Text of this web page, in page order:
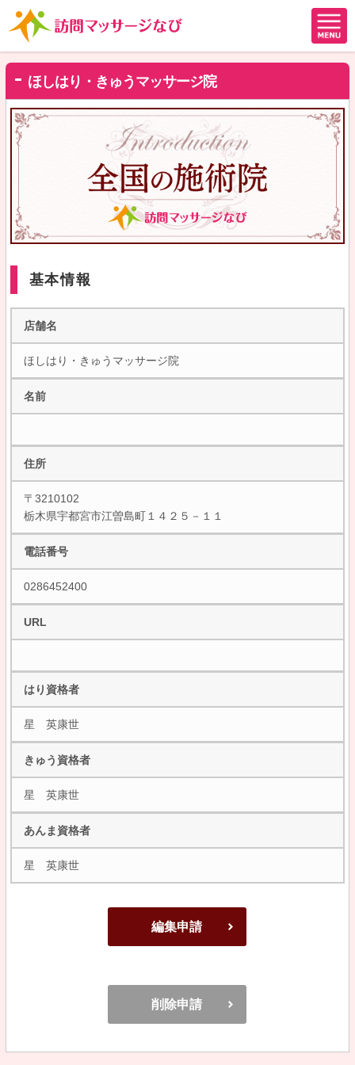
ほしはり・きゅうマッサージ院
基本情報
店舗名
ほしはり・きゅうマッサージ院
名前
住所
〒3210102
栃木県宇都宮市江曽島町１４２５－１１
電話番号
0286452400
URL
はり資格者
星 英康世
きゅう資格者
星 英康世
あんま資格者
星 英康世
編集申請
削除申請